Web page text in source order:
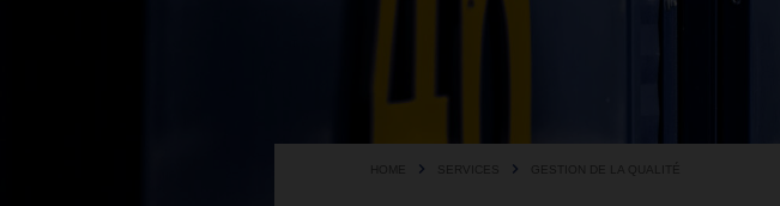
HOME SERVICES GESTION DE LA QUALITÉ